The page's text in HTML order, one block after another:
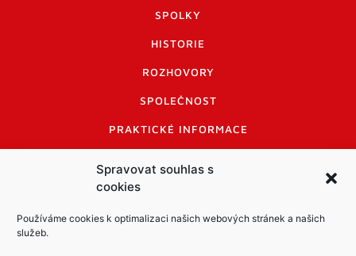
Spravovat souhlas s
cookies
Používáme cookies k optimalizaci našich webových stránek a našich
služeb.
SPOLKY
HISTORIE
ROZHOVORY
SPOLEČNOST
PRAKTICKÉ INFORMACE
INFORMACE A KODEX DISKUTUJÍCÍCH
LOGO A LOGO MANUÁL